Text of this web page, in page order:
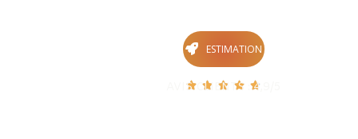
ESTIMATION
    
AVIS CLIENTS : 4,9/5